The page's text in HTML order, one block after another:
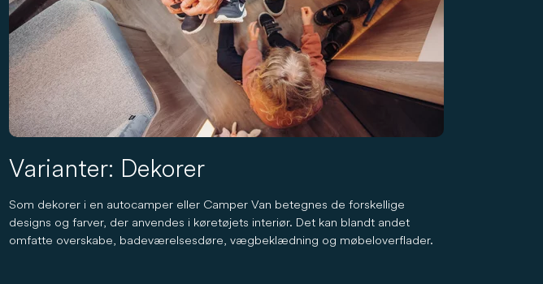
Varianter: Dekorer
Som dekorer i en autocamper eller Camper Van betegnes de forskellige
designs og farver, der anvendes i køretøjets interiør. Det kan blandt andet
omfatte overskabe, badeværelsesdøre, vægbeklædning og møbeloverflader.